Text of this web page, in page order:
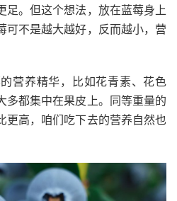
足。但这个想法，放在蓝莓身上
不是越大越好，反而越小，营
营养精华，比如花青素、花色
多都集中在果皮上。同等重量的
更高，咱们吃下去的营养自然也